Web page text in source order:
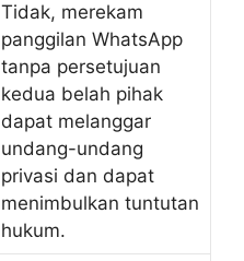
Tidak, merekam
panggilan WhatsApp
tanpa persetujuan
kedua belah pihak
dapat melanggar
undang-undang
privasi dan dapat
menimbulkan tuntutan
hukum.